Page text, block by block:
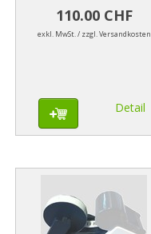
110.00 CHF
exkl. MwSt. / zzgl. Versandkosten
Detail